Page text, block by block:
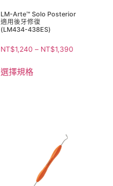
LM-Arte™ Solo Posterior
適用後牙修復
(LM434-438ES)
NT$1,240 – NT$1,390
選擇規格